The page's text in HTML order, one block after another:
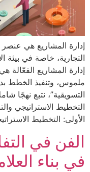
إدارة المشاريع هي
التجارية، خاصة في بيئة
إدارة المشاريع الفعّالة
ملموس، وتنفيذ الخطط
التسويقية”، نتبع نهجًا
التخطيط الاستراتيجي
الأولى: التخطيط
الفن في
في بناء